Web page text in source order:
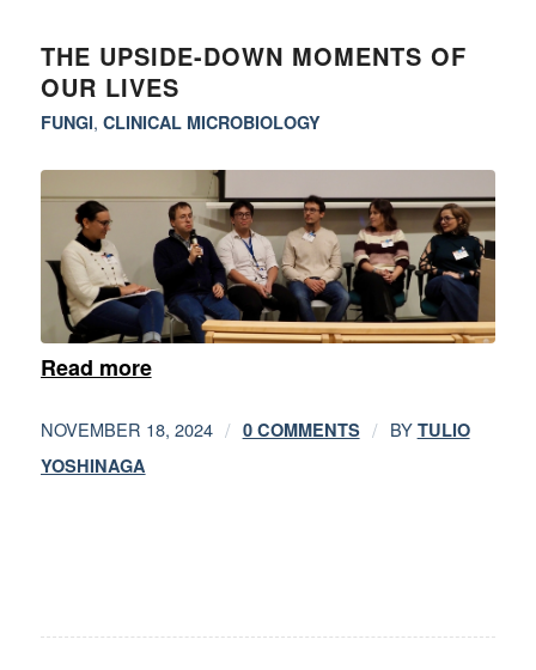
THE UPSIDE-DOWN MOMENTS OF
OUR LIVES
FUNGI, CLINICAL MICROBIOLOGY
Read more
NOVEMBER 18, 2024 / 0 COMMENTS / BY TULIO
YOSHINAGA